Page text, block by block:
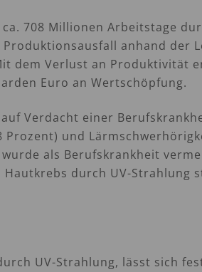
708 Millionen Arbeitstage
anhand der
dem Verlust an Produktivität
Euro an Wertschöpfung.
Verdacht einer
und
als Berufskrankheit
durch UV-Strahlung
UV-Strahlung, lässt sich